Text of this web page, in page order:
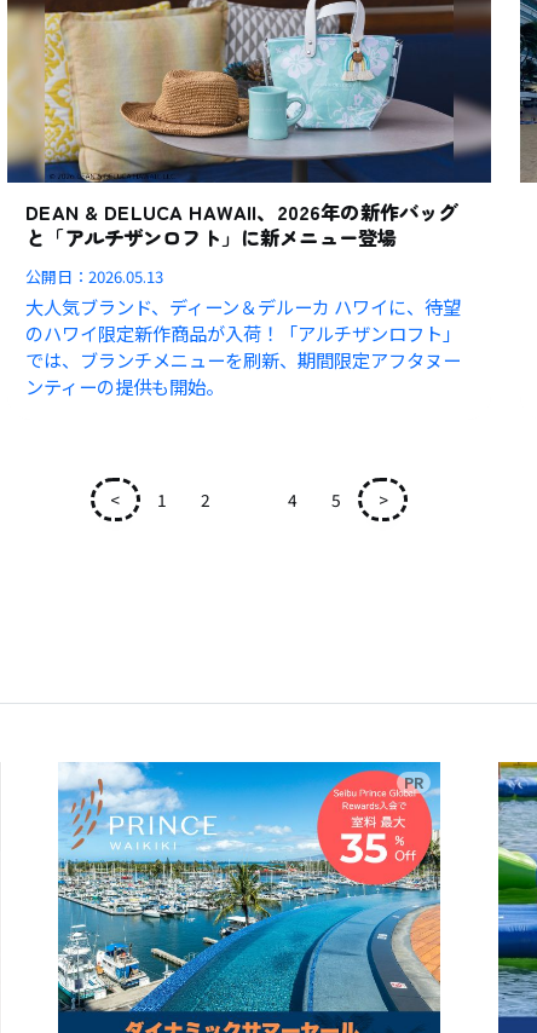
DEAN & DELUCA HAWAII、2026年の新作バッグ
と「アルチザンロフト」に新メニュー登場
公開日：2026.05.13
大人気ブランド、ディーン＆デルーカ ハワイに、待望
のハワイ限定新作商品が入荷！「アルチザンロフト」
では、ブランチメニューを刷新、期間限定アフタヌー
ンティーの提供も開始。
< 1 2 4 5 >
広告 広告